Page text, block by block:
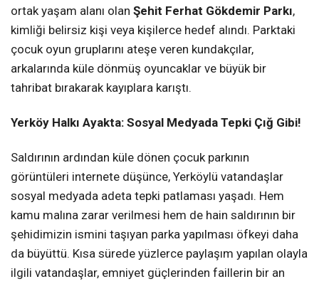
ortak yaşam alanı olan Şehit Ferhat Gökdemir Parkı,
kimliği belirsiz kişi veya kişilerce hedef alındı. Parktaki
çocuk oyun gruplarını ateşe veren kundakçılar,
arkalarında küle dönmüş oyuncaklar ve büyük bir
tahribat bırakarak kayıplara karıştı.
Yerköy Halkı Ayakta: Sosyal Medyada Tepki Çığ Gibi!
Saldırının ardından küle dönen çocuk parkının
görüntüleri internete düşünce, Yerköylü vatandaşlar
sosyal medyada adeta tepki patlaması yaşadı. Hem
kamu malına zarar verilmesi hem de hain saldırının bir
şehidimizin ismini taşıyan parka yapılması öfkeyi daha
da büyüttü. Kısa sürede yüzlerce paylaşım yapılan olayla
ilgili vatandaşlar, emniyet güçlerinden faillerin bir an